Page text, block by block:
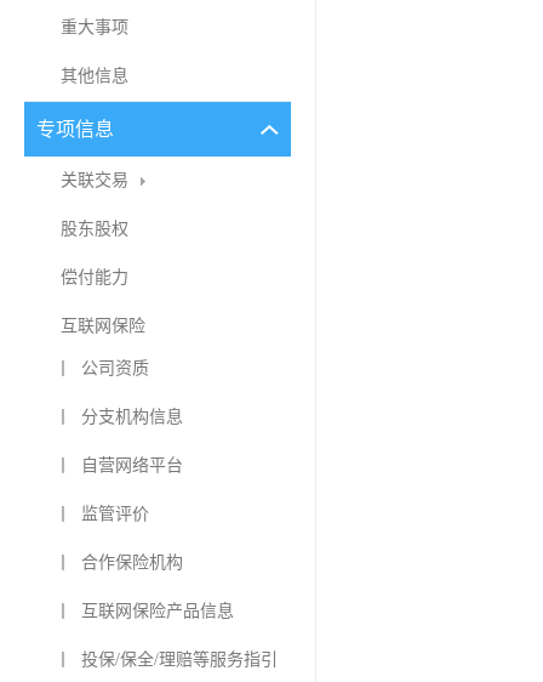
重大事项
其他信息
专项信息
关联交易
股东股权
偿付能力
互联网保险
丨 公司资质
丨 分支机构信息
丨 自营网络平台
丨 监管评价
丨 合作保险机构
丨 互联网保险产品信息
丨 投保/保全/理赔等服务指引